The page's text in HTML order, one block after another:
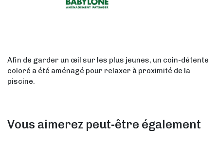
Afin de garder un œil sur les plus jeunes, un coin-détente
coloré a été aménagé pour relaxer à proximité de la
piscine.
Vous aimerez peut-être également